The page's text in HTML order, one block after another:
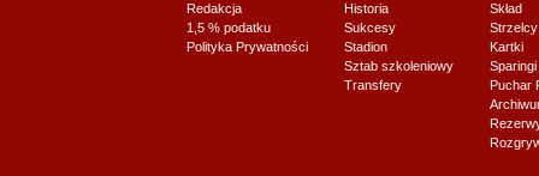
Redakcja
1,5 % podatku
Polityka Prywatności
Historia
Sukcesy
Stadion
Sztab szkoleniowy
Transfery
Skład
Strzelcy
Kartki
Sparingi
Puchar